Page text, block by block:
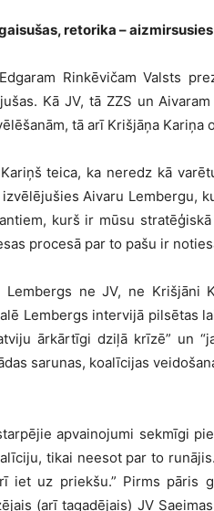
retorika – aizmirsusies
Rinkēvičam Valsts
Kā JV, tā ZZS un
tā arī Krišjāņa
teica, ka neredz kā
Aivaru Lembergu,
kurš ir mūsu
procesā par to pašu ir
ne JV, ne Krišjāni
Lembergs intervijā pilsētas
ārkārtīgi dziļā krīzē” un
sarunas, koalīcijas
apvainojumi sekmīgi
tikai neesot par to
iet uz priekšu.” Pirms pāris
(arī tagadējais) JV